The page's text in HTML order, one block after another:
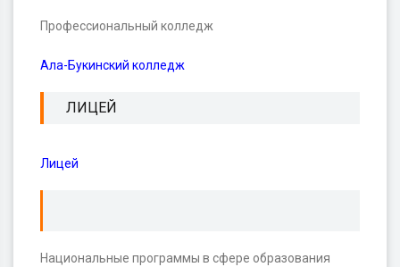
Профессиональный колледж
Ала-Букинский колледж
ЛИЦЕЙ
Лицей
Национальные программы в сфере образования